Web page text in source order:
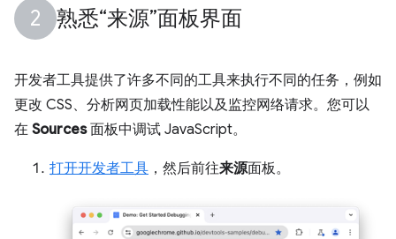
熟悉“来源”面板界面
开发者工具提供了许多不同的工具来执行不同的任务，例如
更改 CSS、分析网页加载性能以及监控网络请求。您可以
在 Sources面板中调试 JavaScript。
打开开发者工具 ，然后前往来源面板。